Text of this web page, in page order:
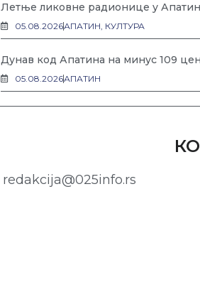
Летње ликовне радионице у
05.08.2026АПАТИН, КУЛТУРА
Дунав код Апатина на минус 109
05.08.2026АПАТИН
redakcija@025info.rs